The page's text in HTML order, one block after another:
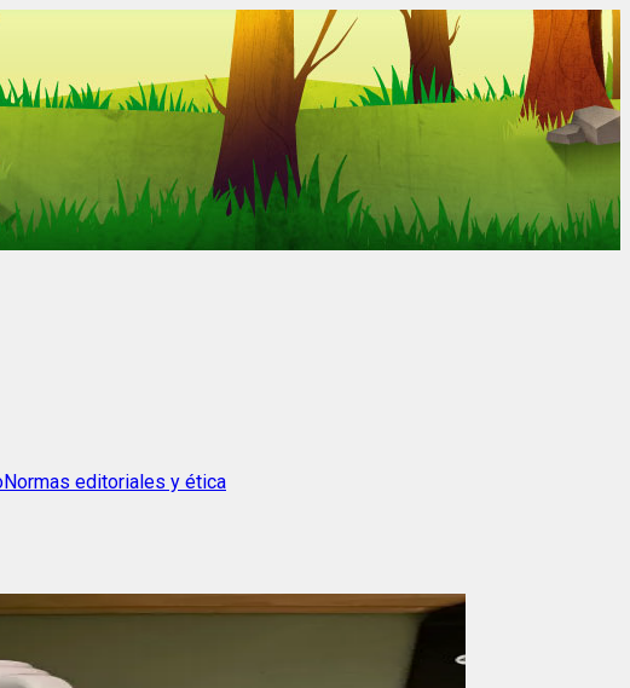
Normas editoriales y ética